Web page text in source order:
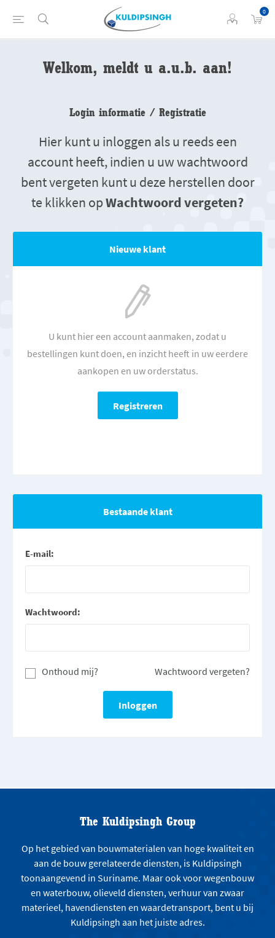
0
Welkom, meldt u a.u.b. aan!
Login informatie / Registratie
Hier kunt u inloggen als u reeds een
account heeft, indien u uw wachtwoord
bent vergeten kunt u deze herstellen door
te klikken opWachtwoord vergeten?
Nieuwe klant
U kunt hier een account aanmaken, zodat u
bestellingen kunt doen, en inzicht heeft in uw eerdere
aankopen en uw orderstatus.
Bestaande klant
E-mail:
Wachtwoord:
Wachtwoord vergeten?
Onthoud mij?
The Kuldipsingh Group
Op het gebied van bouwmaterialen van hoge kwaliteit en
aan de bouw gerelateerde diensten, is Kuldipsingh
toonaangevend in Suriname. Maar ook voor wegenbouw
en waterbouw, olieveld diensten, verhuur van zwaar
materieel, havendiensten en waardetransport, bent u bij
Kuldipsingh aan het juiste adres.